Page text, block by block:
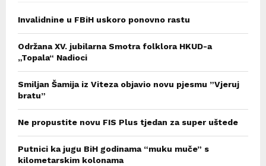
Invalidnine u FBiH uskoro ponovno rastu
Održana XV. jubilarna Smotra folklora HKUD-a
„Topala“ Nadioci
Smiljan Šamija iz Viteza objavio novu pjesmu ”Vjeruj
bratu”
Ne propustite novu FIS Plus tjedan za super uštede
Putnici ka jugu BiH godinama “muku muče” s
kilometarskim kolonama